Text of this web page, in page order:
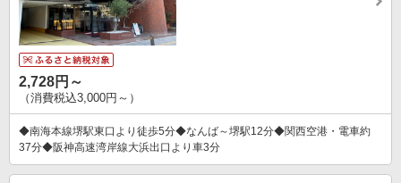
2,728円～
（消費税込3,000円～）
◆南海本線堺駅東口より徒歩5分◆なんば～堺駅12分◆関西空港・電車約
37分◆阪神高速湾岸線大浜出口より車3分